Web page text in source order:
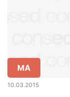
MA
10.03.2015